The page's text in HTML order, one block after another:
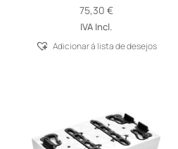
75,30 €
IVA Incl.
Adicionar á lista de desejos